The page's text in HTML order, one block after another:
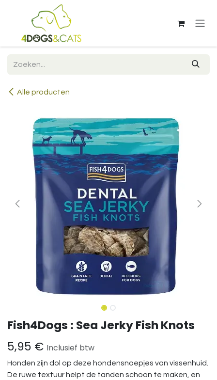
Overslaan naar inhoud
Alle producten
Fish4Dogs : Sea Jerky Fish Knots
5,95 € Inclusief btw
Honden zijn dol op deze hondensnoepjes van vissenhuid.
De ruwe textuur helpt de tanden schoon te maken, en